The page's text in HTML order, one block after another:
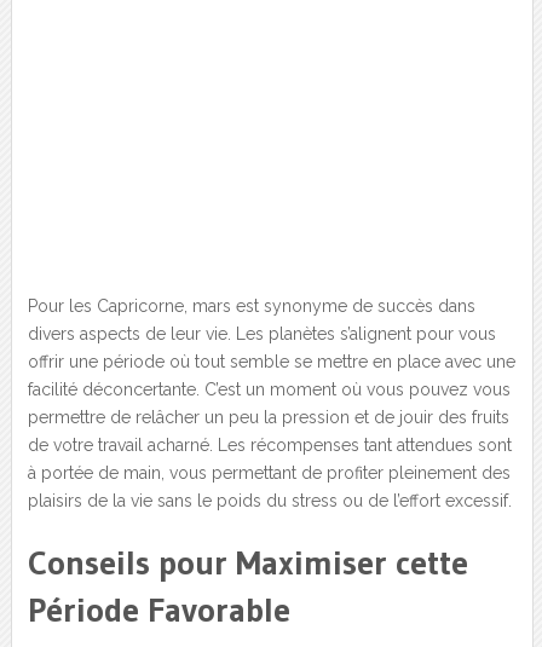
Pour les Capricorne, mars est synonyme de succès dans
divers aspects de leur vie. Les planètes s’alignent pour vous
offrir une période où tout semble se mettre en place avec une
facilité déconcertante. C’est un moment où vous pouvez vous
permettre de relâcher un peu la pression et de jouir des fruits
de votre travail acharné. Les récompenses tant attendues sont
à portée de main, vous permettant de profiter pleinement des
plaisirs de la vie sans le poids du stress ou de l’effort excessif.
Conseils pour Maximiser cette
Période Favorable